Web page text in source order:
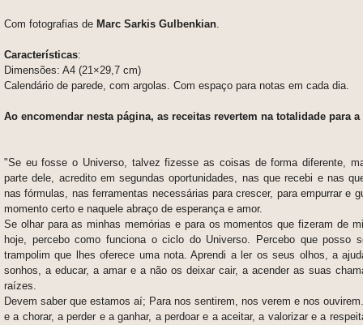
Com fotografias de Marc Sarkis Gulbenkian
Características:
Dimensões: A4 (21×29,7 cm)
Calendário de parede, com argolas. Com espaço para notas em cada dia.
Ao encomendar nesta página, as receitas revertem na totalidade para a
"Se eu fosse o Universo, talvez fizesse as coisas de forma diferente,
parte dele, acredito em segundas oportunidades, nas que recebi e nas
nas fórmulas, nas ferramentas necessárias para crescer, para empurrar e
momento certo e naquele abraço de esperança e amor.
Se olhar para as minhas memórias e para os momentos que fizeram de
hoje, percebo como funciona o ciclo do Universo. Percebo que posso
trampolim que lhes oferece uma nota. Aprendi a ler os seus olhos, a
sonhos, a educar, a amar e a não os deixar cair, a acender as suas
raízes.
Devem saber que estamos aí; Para nos sentirem, nos verem e nos
e a chorar, a perder e a ganhar, a perdoar e a aceitar, a valorizar e a